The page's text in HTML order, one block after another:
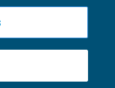
S.p.A.v2.32.4
- info@ecnews.it